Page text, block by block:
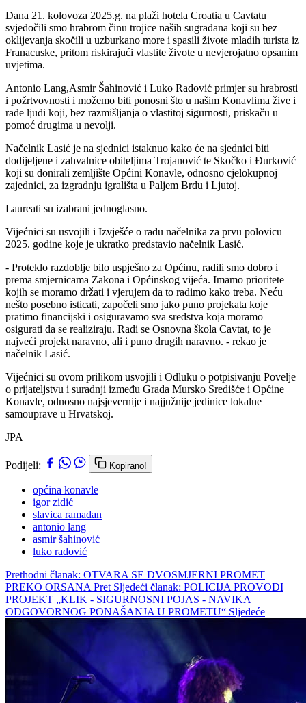
Dana 21. kolovoza 2025.g. na plaži hotela Croatia u Cavtatu
svjedočili smo hrabrom činu trojice naših sugrađana koji su bez
oklijevanja skočili u uzburkano more i spasili živote mladih turista iz
Franacuske, pritom riskirajući vlastite živote u nevjerojatno opsanim
uvjetima.
Antonio Lang,Asmir Šahinović i Luko Radović primjer su hrabrosti
i požrtvovnosti i možemo biti ponosni što u našim Konavlima žive i
rade ljudi koji, bez razmišljanja o vlastitoj sigurnosti, priskaču u
pomoć drugima u nevolji.
Načelnik Lasić je na sjednici istaknuo kako će na sjednici biti
dodijeljene i zahvalnice obiteljima Trojanović te Skočko i Đurković
koji su donirali zemljište Općini Konavle, odnosno cjelokupnoj
zajednici, za izgradnju igrališta u Paljem Brdu i Ljutoj.
Laureati su izabrani jednoglasno.
Vijećnici su usvojili i Izvješće o radu načelnika za prvu polovicu
2025. godine koje je ukratko predstavio načelnik Lasić.
- Proteklo razdoblje bilo uspješno za Općinu, radili smo dobro i
prema smjernicama Zakona i Općinskog vijeća. Imamo prioritete
kojih se moramo držati i vjerujem da to radimo kako treba. Neću
nešto posebno isticati, započeli smo jako puno projekata koje
pratimo financijski i osiguravamo sva sredstva koja moramo
osigurati da se realiziraju. Radi se Osnovna škola Cavtat, to je
najveći projekt naravno, ali i puno drugih naravno. - rekao je
načelnik Lasić.
Vijećnici su ovom prilikom usvojili i Odluku o potpisivanju Povelje
o prijateljstvu i suradnji između Grada Mursko Središće i Općine
Konavle, odnosno najsjevernije i najjužnije jedinice lokalne
samouprave u Hrvatskoj.
JPA
Podijeli: Kopirano!
općina konavle
igor zidić
slavica ramadan
antonio lang
asmir šahinović
luko radović
Prethodni članak: OTVARA SE DVOSMJERNI PROMET
PREKO ORSANA Pret Sljedeći članak: POLICIJA PROVODI
PROJEKT „KLIK - SIGURNOSNI POJAS - NAVIKA
ODGOVORNOG PONAŠANJA U PROMETU“ Sljedeće